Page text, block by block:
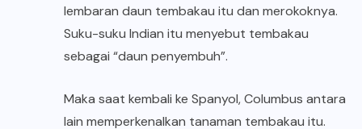
lembaran daun tembakau itu dan merokoknya.
Suku-suku Indian itu menyebut tembakau
sebagai “daun penyembuh”.
Maka saat kembali ke Spanyol, Columbus antara
lain memperkenalkan tanaman tembakau itu.